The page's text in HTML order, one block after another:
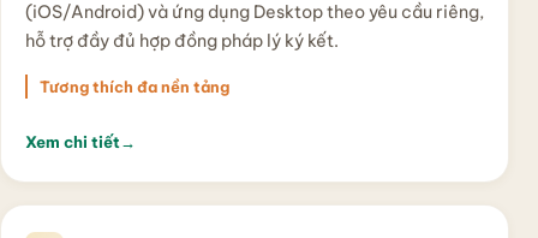
(iOS/Android) và ứng dụng Desktop theo yêu cầu riêng,
hỗ trợ đầy đủ hợp đồng pháp lý ký kết.
Tương thích đa nền tảng
Xem chi tiết→